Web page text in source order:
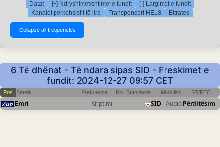
Datat
[+] Ndryshimet/shtimet e fundit
[-] Largimet e fundit
Kanalet përkohsisht të lira
Transponderi HEL8 Bitrates
6 Të dhënat - Të ndara sipas SID - Freskimet e
fundit: 2024-12-27 09:57 CET
Pos Sateliti Frekuenca Pol Standarde Modulimi SR/FEC
Emri Kriptimi SID AudioPërditësim